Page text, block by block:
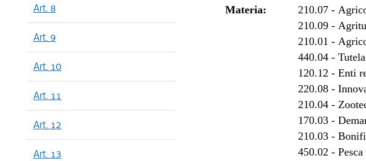
Art. 8
Art. 9
Art. 10
Art. 11
Art. 12
Art. 13
Materia:
210.07 -
210.09 -
210.01 -
440.04 -
120.12 -Enti
220.08 -
210.04 -
170.03 -
210.03 -
450.02 -